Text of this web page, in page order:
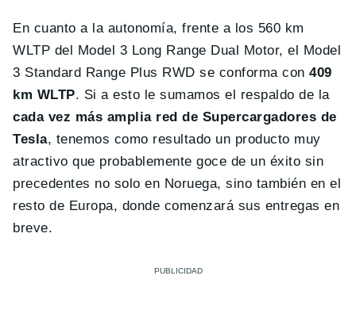
En cuanto a la autonomía, frente a los 560 km
WLTP del Model 3 Long Range Dual Motor, el Model
3 Standard Range Plus RWD se conforma con409
km WLTP. Si a esto le sumamos el respaldo de la
cada vez más amplia red de Supercargadores de
Tesla, tenemos como resultado un producto muy
atractivo que probablemente goce de un éxito sin
precedentes no solo en Noruega, sino también en el
resto de Europa, donde comenzará sus entregas en
breve.